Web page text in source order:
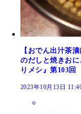
【おでん出汁茶
のだしと焼きお
りメシ』第103回
2023年10月13日